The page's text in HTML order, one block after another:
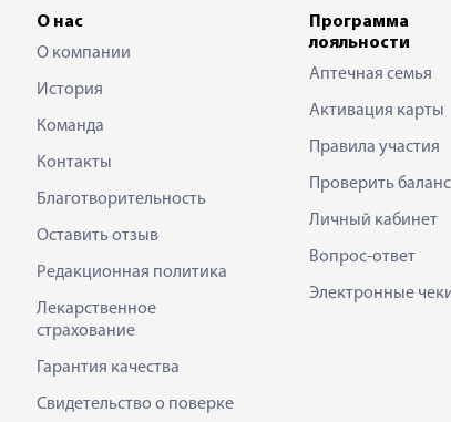
О нас
О компании
История
Команда
Контакты
Благотворительность
Оставить отзыв
Редакционная политика
Лекарственное
страхование
Гарантия качества
Свидетельство о поверке
Программа
лояльности
Аптечная семья
Активация карты
Правила участия
Проверить баланс
Личный кабинет
Вопрос-ответ
Электронные